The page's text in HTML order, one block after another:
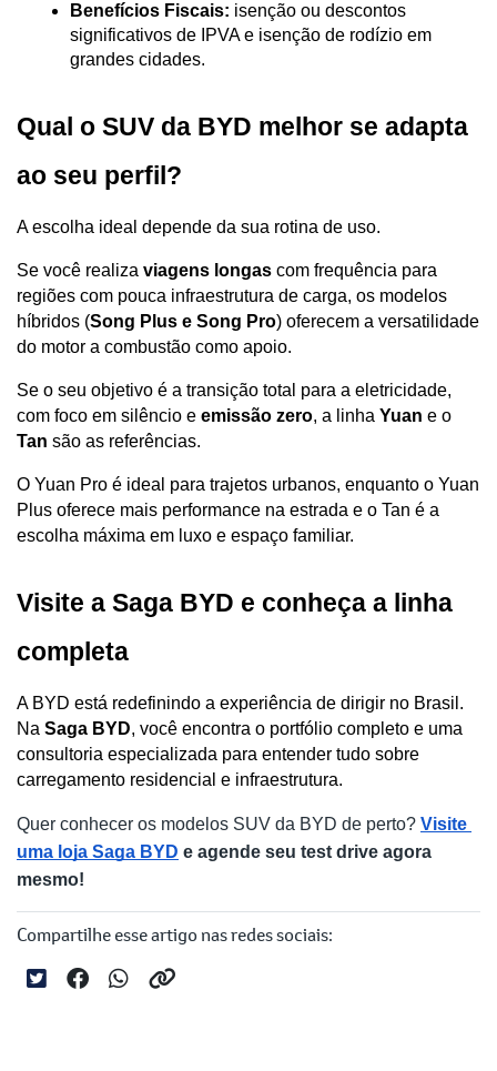
Benefícios Fiscais: isenção ou descontos
significativos de IPVA e isenção de rodízio em
grandes cidades.
Qual o SUV da BYD melhor se adapta
ao seu perfil?
A escolha ideal depende da sua rotina de uso.
Se você realiza viagens longas com frequência para
regiões com pouca infraestrutura de carga, os modelos
híbridos (Song Plus e Song Pro) oferecem a versatilidade
do motor a combustão como apoio.
Se o seu objetivo é a transição total para a eletricidade,
com foco em silêncio e emissão zero, a linha Yuan
Tan são as referências.
O Yuan Pro é ideal para trajetos urbanos, enquanto o Yuan
Plus oferece mais performance na estrada e o Tan é a
escolha máxima em luxo e espaço familiar.
Visite a Saga BYD e conheça a linha
completa
A BYD está redefinindo a experiência de dirigir no Brasil.
Na Saga BYD, você encontra o portfólio completo e uma
consultoria especializada para entender tudo sobre
carregamento residencial e infraestrutura.
Quer conhecer os modelos SUV da BYD de perto? Visite
uma loja Saga BYD e agende seu test drive agora
mesmo!
Compartilhe esse artigo nas redes sociais: